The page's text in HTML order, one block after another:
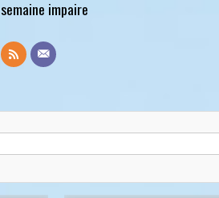
semaine impaire